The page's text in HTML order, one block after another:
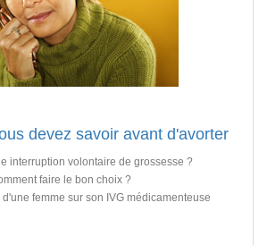
devez savoir avant d'avorter
interruption volontaire de grossesse ?
faire le bon choix ?
femme sur son IVG médicamenteuse